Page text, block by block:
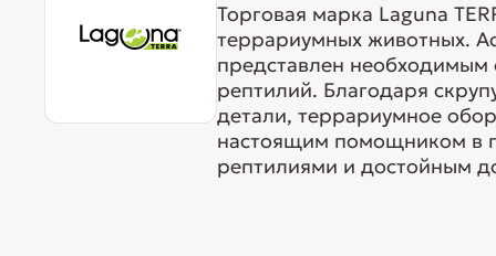
Торговая марка Laguna
террариумных животных.
представлен
рептилий. Благодаря
детали, террариумное
настоящим помощником в
рептилиями и достойным